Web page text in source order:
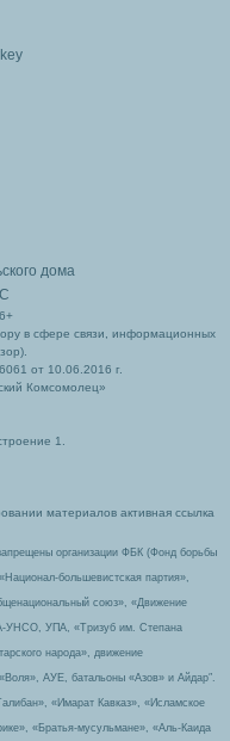
дома
в сфере связи, информационных
от 10.06.2016 г.
Комсомолец»
1.
материалов активная ссылка
организации ФБК (Фонд борьбы
большевистская партия»,
союз», «Движение
УНСО, УПА, «Тризуб им. Степана
народа», движение
АУЕ, батальоны «Азов» и Айдар″.
«Имарат Кавказ», «Исламское
«Братья-мусульмане», «Аль-Каида